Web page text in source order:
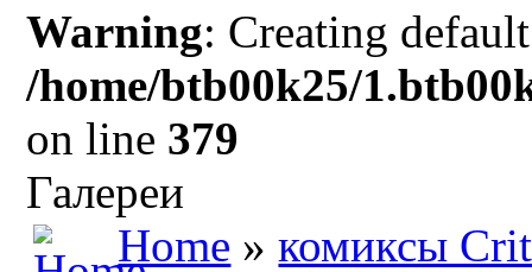
Warning: Creating
/home/btb00k25/
on line 379
Галереи
Home »комиксы